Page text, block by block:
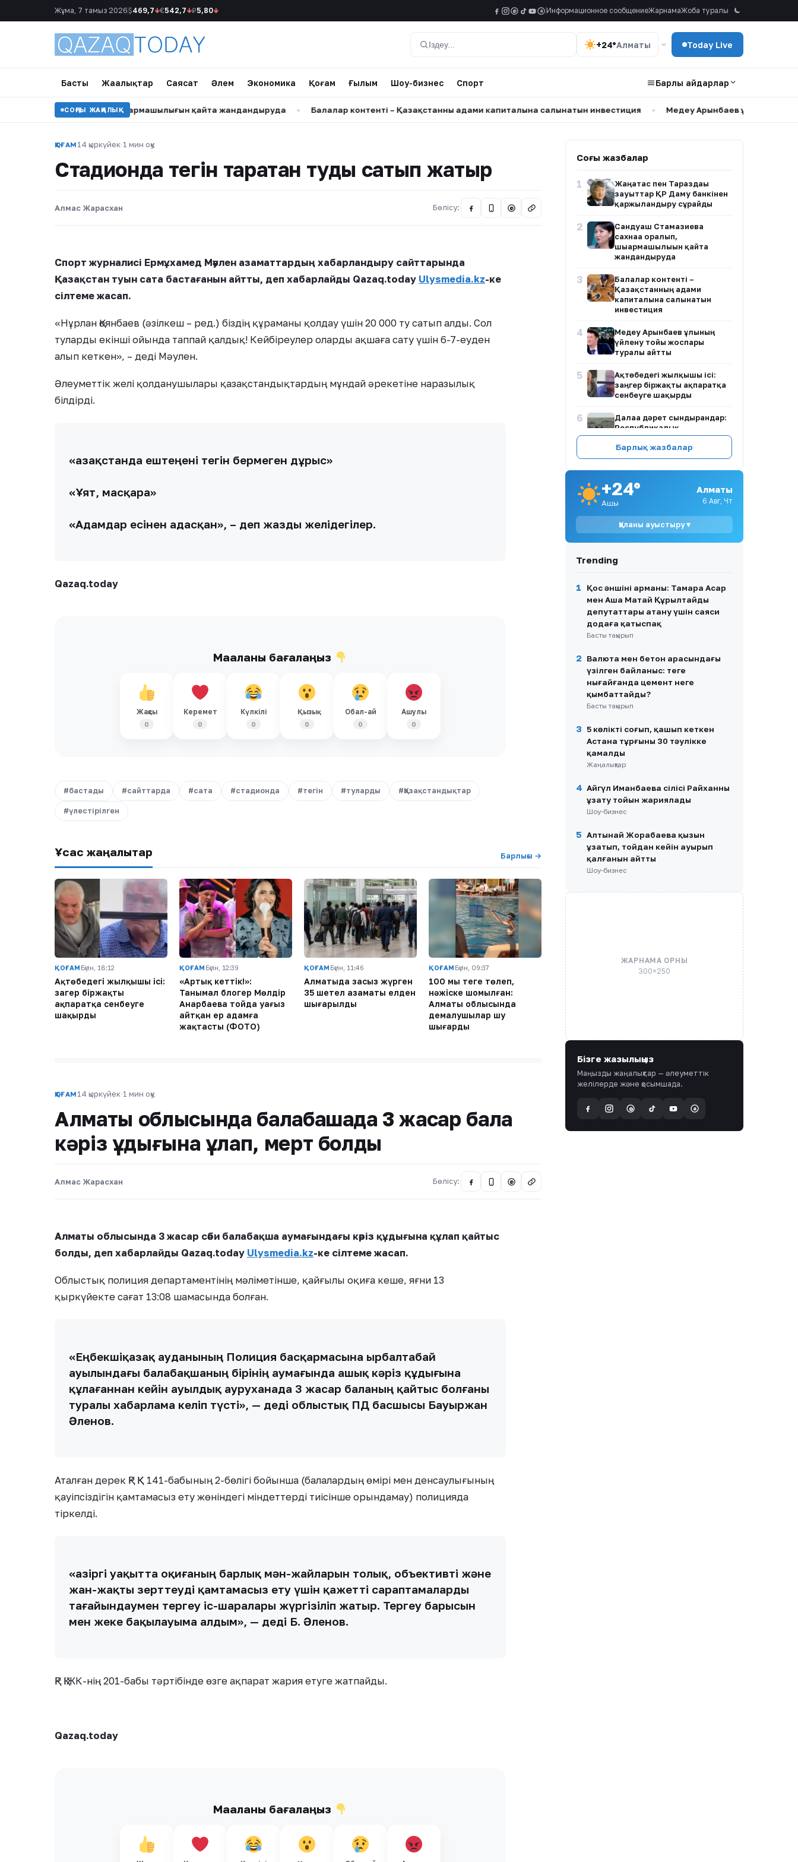
Жұма, 7 тамыз 2026 $469,7↓€542,7↓₽5,80↓ @ a Информационное сообщениеЖарнамаЖоба туралы
Іздеу
+24°Алматы Today Live
Басты Жаңалықтар Саясат Әлем Экономика Қоғам Ғылым Шоу-бизнес Спорт Барлық айдарлар
СОҢҒЫ ЖАҢАЛЫҚ
оралып, шығармашылығын қайта жандандыруда • Балалар контенті – Қазақстанның адами капиталына салынатын инвестиция • Медеу Арынбаев ұлының үйлену тойы
ҚОҒАМ 14 қыркүйек·1 мин оқу
Стадионда тегін таратқан туды сатып жатыр
Алмас Жарасхан Бөлісу: @
Спорт журналисі Ермұхамед Мәулен азаматтардың хабарландыру сайттарында
Қазақстан туын сата бастағанын айтты, деп хабарлайды Qazaq.today Ulysmedia.kz-ке
сілтеме жасап.
«Нұрлан Қоянбаев (әзілкеш – ред.) біздің құраманы қолдау үшін 20 000 ту сатып алды. Сол
туларды екінші ойында таппай қалдық! Кейбіреулер оларды ақшаға сату үшін 6-7-еуден
алып кеткен», – деді Мәулен.
Әлеуметтік желі қолданушылары қазақстандықтардың мұндай әрекетіне наразылық
білдірді.
«Қазақстанда ештеңені тегін бермеген дұрыс»
«Ұят, масқара»
«Адамдар есінен адасқан», – деп жазды желідегілер.
Qazaq.today
Мақаланы бағалаңыз
Жақсы
0
Керемет
0
Күлкілі
0
Қызық
0
Обал-ай
0
Ашулы
0
#бастады #сайттарда #сата #стадионда #тегін #туларды #Қазақстандықтар
#үлестірілген
Ұқсас жаңалықтар Барлығы →
ҚОҒАМ Бүгін, 18:12
Ақтөбедегі жылқышы ісі:
заңгер біржақты
ақпаратқа сенбеуге
шақырды
ҚОҒАМ Бүгін, 12:39
«Артық кеттік!»:
Танымал блогер Мөлдір
Анарбаева тойда уағыз
айтқан ер адамға
жақтасты (ФОТО)
ҚОҒАМ Бүгін, 11:46
Алматыда заңсыз жүрген
35 шетел азаматы елден
шығарылды
ҚОҒАМ Бүгін, 09:37
100 мың теңге төлеп,
нәжіске шомылған:
Алматы облысында
демалушылар шу
шығарды
ҚОҒАМ 14 қыркүйек·1 мин оқу
Алматы облысында балабақшада 3 жасар бала
кәріз құдығына құлап, мерт болды
Алмас Жарасхан Бөлісу: @
Алматы облысында 3 жасар сәби балабақша аумағындағы кәріз құдығына құлап қайтыс
болды, деп хабарлайды Qazaq.today Ulysmedia.kz-ке сілтеме жасап.
Облыстық полиция департаментінің мәліметінше, қайғылы оқиға кеше, яғни 13
қыркүйекте сағат 13:08 шамасында болған.
«Еңбекшіқазақ ауданының Полиция басқармасына Қырбалтабай
ауылындағы балабақшаның бірінің аумағында ашық кәріз құдығына
құлағаннан кейін ауылдық ауруханада 3 жасар баланың қайтыс болғаны
туралы хабарлама келіп түсті», — деді облыстық ПД басшысы Бауыржан
Әленов.
Аталған дерек ҚР ҚК 141-бабының 2-бөлігі бойынша (балалардың өмірі мен денсаулығының
қауіпсіздігін қамтамасыз ету жөніндегі міндеттерді тиісінше орындамау) полицияда
тіркелді.
«Қазіргі уақытта оқиғаның барлық мән-жайларын толық, объективті және
жан-жақты зерттеуді қамтамасыз ету үшін қажетті сараптамаларды
тағайындаумен тергеу іс-шаралары жүргізіліп жатыр. Тергеу барысын
мен жеке бақылауыма алдым», — деді Б. Әленов.
ҚР ҚІЖК-нің 201-бабы тәртібінде өзге ақпарат жария етуге жатпайды.
Qazaq.today
Мақаланы бағалаңыз
Соңғы жазбалар
1
Жаңатас пен Тараздағы
зауыттар ҚР Даму банкінен
қаржыландыру сұрайды
2
Сандуғаш Стамғазиева
сахнаға оралып,
шығармашылығын қайта
жандандыруда
3
Балалар контенті –
Қазақстанның адами
капиталына салынатын
инвестиция
4
Медеу Арынбаев ұлының
үйлену тойы жоспары
туралы айтты
5
Ақтөбедегі жылқышы ісі:
заңгер біржақты ақпаратқа
сенбеуге шақырды
6
Далаға дәрет сындырғандар:
Республикалық
тасжолдардағы
антисанитария жаға ұстатты
7
Балалар жүретін көшеде
облысында иті үйректерді
таланған иесі тек 43 мың
8
Көпірсіз Көктaл: Алматы
облысында 2,5 мың тұрғын
бет келуде
9
719 мың жанға жәрдем:
Қазақстанда ерекше
қажеттіліктері бар
азаматтарды қолдау қалай
жүзеге асырылып жатыр?
Алтынай Жорабаева
келбетіне өзгеріс енгізгенін
айтты
Барлық жазбалар
+24°
Ашық
Алматы
6 Авг, Чт
Қаланы ауыстыру ▾
Trending
1
Қос әншінің арманы: Тамара Асар
мен Аша Матай Құрылтайдың
депутаттары атану үшін саяси
додаға қатыспақ
Басты тақырып
2
Валюта мен бетон арасындағы
үзілген байланыс: теңге
нығайғанда цемент неге
қымбаттайды?
Басты тақырып
3
5 көлікті соғып, қашып кеткен
Астана тұрғыны 30 тәулікке
қамалды
Жаңалықтар
4 Айгүл Иманбаева сіңлісі Райханның
ұзату тойын жариялады
Шоу-бизнес
5 Алтынай Жорабаева қызын
ұзатып, тойдан кейін ауырып
қалғанын айтты
Шоу-бизнес
ЖАРНАМА ОРНЫ
300×250
Бізге жазылыңыз
Маңызды жаңалықтар — әлеуметтік
желілерде және қосымшада.
@ a